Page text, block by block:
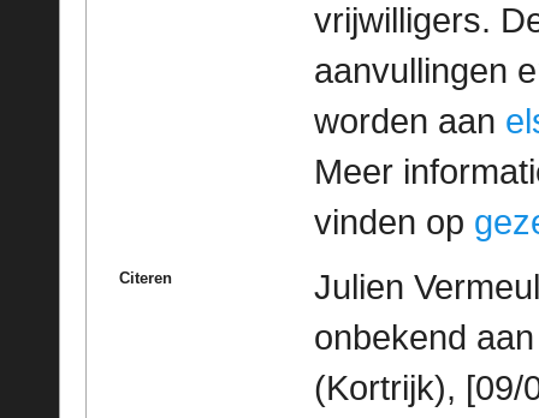
vrijwilligers.
aanvullingen
worden aan
Meer
vinden op
Citeren
Julien
onbekend
(Kortrijk), [09/